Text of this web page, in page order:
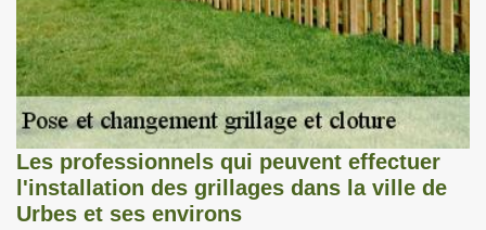
Les professionnels qui peuvent effectuer
l'installation des grillages dans la ville de
Urbes et ses environs